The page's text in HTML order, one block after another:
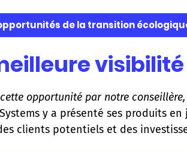
de la transition
opportunité par notre
y a présenté ses produits
clients potentiels et des